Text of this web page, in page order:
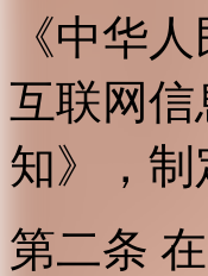
《中华
互联网
知》，制
第二条